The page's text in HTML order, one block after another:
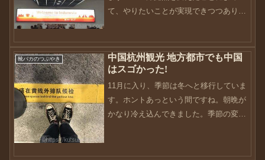
て、やりたいことが実現できつつありま
興味があったこともあり、何か自分でで
きることを模索していまし...
靴バカのつぶやき
中国杭州観光 地方都市でも中国
はスゴかった!
11月に入り、季節は冬へと移行していま
す。ホントあっという間ですね。朝晩が
かなり冷え込んできました。季節の変わ
時期からですかね（笑）さてさて、前回